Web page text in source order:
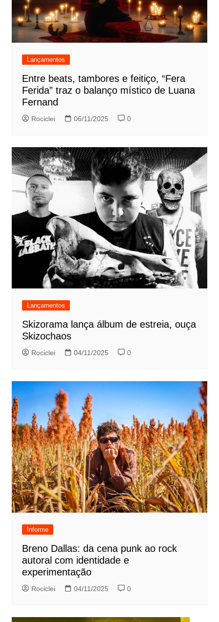
Lançamentos
Entre beats, tambores e feitiço, “Fera
Ferida” traz o balanço místico de Luana
Fernand
Rociclei 06/11/2025 0
Lançamentos
Skizorama lança álbum de estreia, ouça
Skizochaos
Rociclei 04/11/2025 0
Informe
Breno Dallas: da cena punk ao rock
autoral com identidade e
experimentação
Rociclei 04/11/2025 0